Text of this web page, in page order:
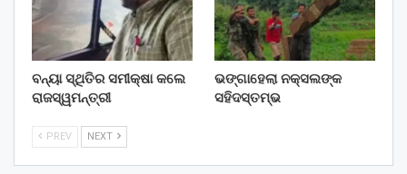
ବନ୍ୟା ସ୍ଥିତିର ସମୀକ୍ଷା କଲେ
ରାଜସ୍ୱମନ୍ତ୍ରୀ
ଭଙ୍ଗାହେଲା ନକ୍ସଲଙ୍କ
ସହିଦସ୍ତମ୍ଭ
PREV NEXT